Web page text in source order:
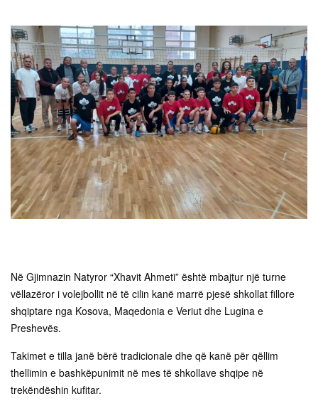
Në Gjimnazin Natyror “Xhavit Ahmeti” është mbajtur një turne
vëllazëror i volejbollit në të cilin kanë marrë pjesë shkollat fillore
shqiptare nga Kosova, Maqedonia e Veriut dhe Lugina e
Preshevës.
Takimet e tilla janë bërë tradicionale dhe që kanë për qëllim
thellimin e bashkëpunimit në mes të shkollave shqipe në
trekëndëshin kufitar.